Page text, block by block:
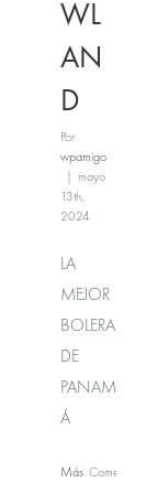
WL
AN
D
Por
wpamigo
| mayo
13th,
2024
LA
MEJOR
BOLERA
DE
PANAM
Á
Más Comentarios